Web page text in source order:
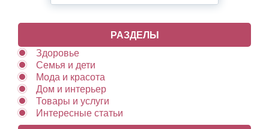
РАЗДЕЛЫ
Здоровье
Семья и дети
Мода и красота
Дом и интерьер
Товары и услуги
Интересные статьи